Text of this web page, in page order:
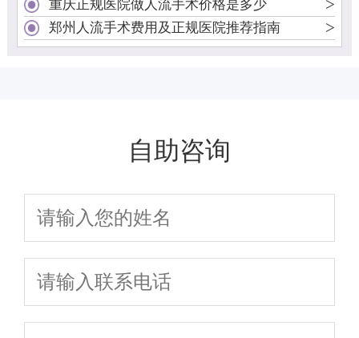
重庆正规医院做人流手术价格是多少 >
郑州人流手术费用及正规医院推荐指南 >
自助咨询